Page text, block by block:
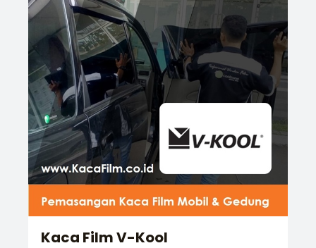
Kaca Film V-Kool